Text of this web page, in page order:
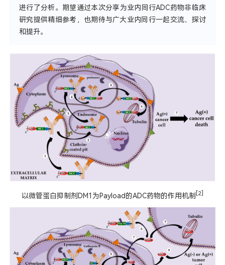
进行了分析。期望通过本次分享为业内同行ADC药物非临床
研究提供精细参考，也期待与广大业内同行一起交流、探讨
和提升。
以微管蛋白抑制剂DM1为Payload的ADC药物的作用机制 [2]